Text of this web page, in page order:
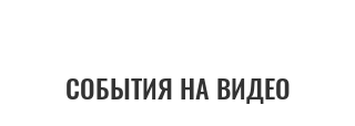
СОБЫТИЯ НА ВИДЕО